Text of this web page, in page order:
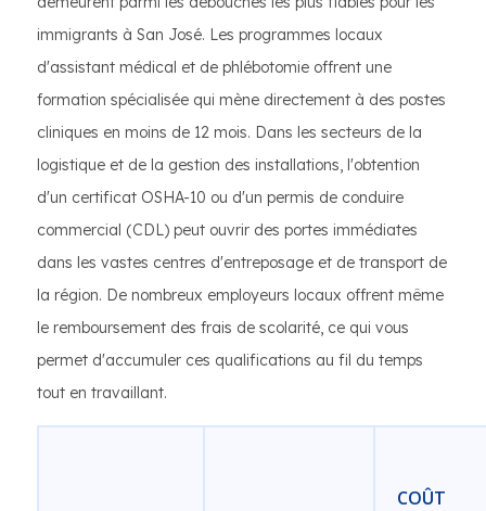
immigrants à San José. Les programmes locaux
d'assistant médical et de phlébotomie offrent une
formation spécialisée qui mène directement à des postes
cliniques en moins de 12 mois. Dans les secteurs de la
logistique et de la gestion des installations, l'obtention
d'un certificat OSHA-10 ou d'un permis de conduire
commercial (CDL) peut ouvrir des portes immédiates
dans les vastes centres d'entreposage et de transport de
la région. De nombreux employeurs locaux offrent même
le remboursement des frais de scolarité, ce qui vous
permet d'accumuler ces qualifications au fil du temps
tout en travaillant.
COÛT